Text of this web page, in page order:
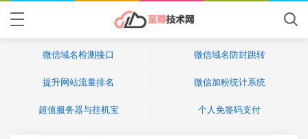
微信域名检测接口 微信域名防封跳转
提升网站流量排名 微信加粉统计系统
超值服务器与挂机宝 个人免签码支付